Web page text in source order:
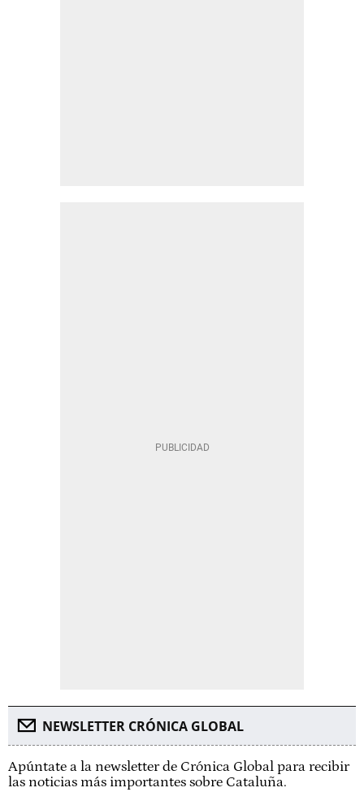
NEWSLETTER CRÓNICA GLOBAL
Apúntate a la newsletter de Crónica Global para recibir
las noticias más importantes sobre Cataluña.